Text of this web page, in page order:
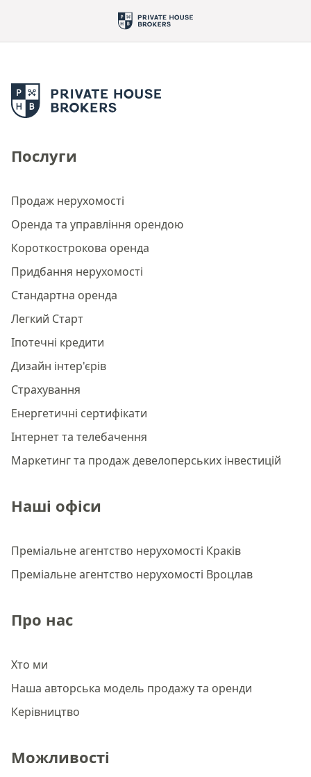
Послуги
Продаж нерухомості
Оренда та управління орендою
Короткострокова оренда
Придбання нерухомості
Стандартна оренда
Легкий Старт
Іпотечні кредити
Дизайн інтер'єрів
Страхування
Енергетичні сертифікати
Інтернет та телебачення
Маркетинг та продаж девелоперських інвестицій
Наші офіси
Преміальне агентство нерухомості Краків
Преміальне агентство нерухомості Вроцлав
Про нас
Хто ми
Наша авторська модель продажу та оренди
Керівництво
Можливості